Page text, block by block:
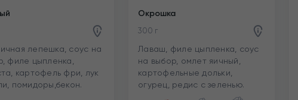
лепешка, соус на
филе цыпленка,
картофель фри, лук
помидоры,бекон.
Окрошка
300 г
Лаваш, филе цыпленка, соус
на выбор, омлет яичный,
картофельные дольки,
огурец, редис с зеленью.